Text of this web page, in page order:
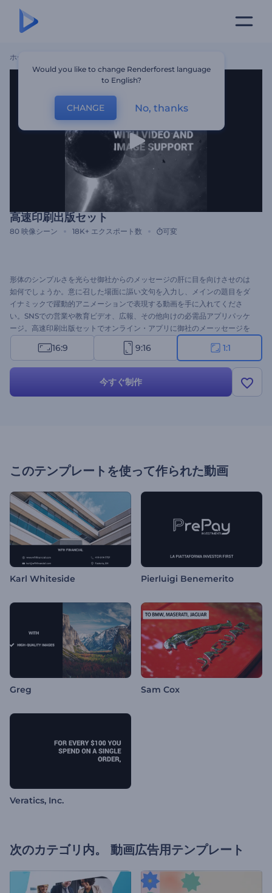
ホーム
高速印刷出版セット
80 映像シーン 18K+ エクスポート数 可変
形体のシンプルさを光らせ御社からのメッセージの肝に目を向けさせのは
如何でしょうか。意に召した場面に謳い文句を入力し、メインの題目をダ
イナミックで躍動的アニメーションで表現する動画を手に入れてくださ
い。SNSでの営業や教育ビデオ、広報、その他向けの必需品アプリパッケ
ージ。高速印刷出版セットでオンライン・アプリに御社のメーッセージを
スムーズに配達拡散しましょう。すぐに試してみませんか。
16:9 9:16 1:1
今すぐ制作
このテンプレートを使って作られた動画
Karl Whiteside Pierluigi Benemerito
Greg Sam Cox
Veratics, Inc.
次のカテゴリ内。 動画広告用テンプレート
Would you like to change Renderforest language
to English?
CHANGE No, thanks